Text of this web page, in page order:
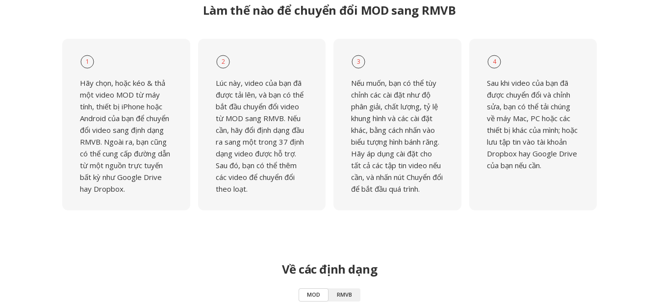
Làm thế nào để chuyển đổi MOD sang RMVB
1
Hãy chọn, hoặc kéo & thả
một video MOD từ máy
tính, thiết bị iPhone hoặc
Android của bạn để chuyển
đổi video sang định dạng
RMVB. Ngoài ra, bạn cũng
có thể cung cấp đường dẫn
từ một nguồn trực tuyến
bất kỳ như Google Drive
hay Dropbox.
2
Lúc này, video của bạn đã
được tải lên, và bạn có thể
bắt đầu chuyển đổi video
từ MOD sang RMVB. Nếu
cần, hãy đổi định dạng đầu
ra sang một trong 37 định
dạng video được hỗ trợ.
Sau đó, bạn có thể thêm
các video để chuyển đổi
theo loạt.
3
Nếu muốn, bạn có thể tùy
chỉnh các cài đặt như độ
phân giải, chất lượng, tỷ lệ
khung hình và các cài đặt
khác, bằng cách nhấn vào
biểu tượng hình bánh răng.
Hãy áp dụng cài đặt cho
tất cả các tập tin video nếu
cần, và nhấn nút Chuyển đổi
để bắt đầu quá trình.
4
Sau khi video của bạn đã
được chuyển đổi và chỉnh
sửa, bạn có thể tải chúng
về máy Mac, PC hoặc các
thiết bị khác của mình; hoặc
lưu tập tin vào tài khoản
Dropbox hay Google Drive
của bạn nếu cần.
Về các định dạng
MOD RMVB